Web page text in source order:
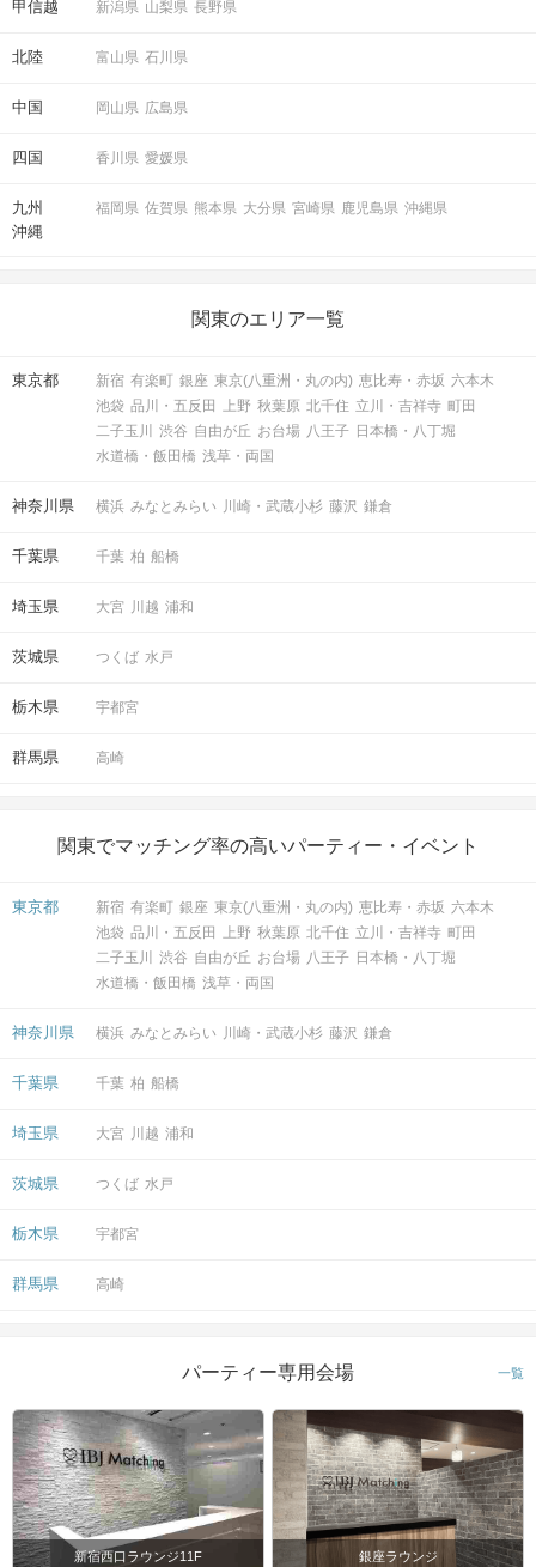
STEP1 受付開始 開催10分前より受付
集合場所： 【日比谷ゴジラ像付
（2枚目画像）
①公式アプリのダウンロード
②本人確認書類の事前アップロード
※上記①②が完了していない場合、
ご参加いただくことができません。
開始時刻に遅れてご到着される場合は、事前
に公式LINEよりご一報ください。
また、 原則10分以上の遅れてのご参加はお断
公共交通機関の延着時や道に迷われた場合も
同様ですので、
STEP2 自己紹介タイム・チーム分け
※パーティー開始後、スタッフは同行いたしませ
◆自己紹介タイム
◆1日限定のグループLINE《オープンチャット》作成！
お写真などの共有も可能となります♪
▼おすすめPOINT▼
お店に入りやすくするために
グループ分けをさせていただきます！
オープンチャットをご利用いただき
皆様でグループチェンジや合流などの
甲信越 新潟県 山梨県 長野県
北陸 富山県 石川県
中国 岡山県 広島県
四国 香川県 愛媛県
九州
沖縄
福岡県 佐賀県 熊本県 大分県 宮崎県 鹿児島県 沖縄県
関東のエリア一覧
東京都 新宿 有楽町 銀座 東京(八重洲・丸の内) 恵比寿・赤坂 六本木
池袋 品川・五反田 上野 秋葉原 北千住 立川・吉祥寺 町田
二子玉川
渋谷 自由が丘 お台場 八王子 日本橋・八丁堀
水道橋・飯田橋 浅草・両国
神奈川県 横浜 みなとみらい 川崎・武蔵小杉 藤沢 鎌倉
千葉県 千葉 柏 船橋
埼玉県 大宮 川越 浦和
茨城県 つくば 水戸
栃木県 宇都宮
群馬県 高崎
関東でマッチング率の高いパーティー・イベント
東京都 新宿 有楽町 銀座 東京(八重洲・丸の内) 恵比寿・赤坂 六本木
池袋 品川・五反田 上野 秋葉原 北千住 立川・吉祥寺 町田
二子玉川
渋谷 自由が丘 お台場 八王子 日本橋・八丁堀
水道橋・飯田橋 浅草・両国
神奈川県 横浜 みなとみらい 川崎・武蔵小杉 藤沢 鎌倉
千葉県 千葉 柏 船橋
埼玉県 大宮 川越 浦和
茨城県 つくば 水戸
栃木県 宇都宮
群馬県 高崎
パーティー専用会場 一覧
新宿西口ラウンジ11F 銀座ラウンジ